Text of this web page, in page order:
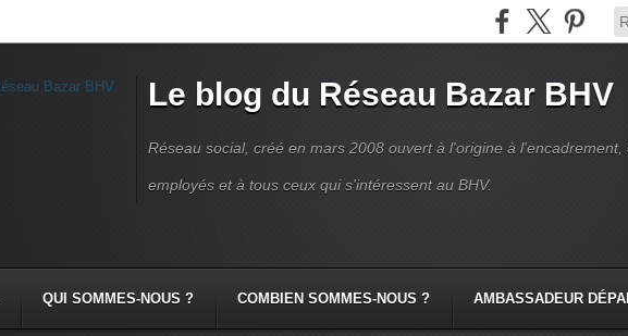
Le blog du Réseau Bazar BHV
Réseau social, créé en mars 2008 ouvert à l'origine à l'encadrement,
employés et à tous ceux qui s'intéressent au BHV.
QUI SOMMES-NOUS ? COMBIEN SOMMES-NOUS ? AMBASSADEUR